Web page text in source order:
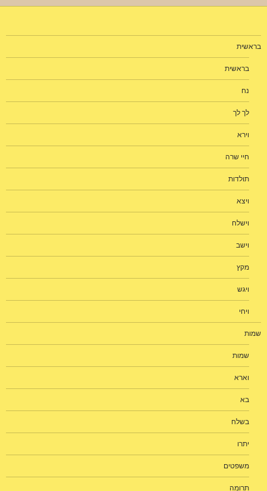
בראשית
בראשית
נח
לך לך
וירא
חיי שרה
תולדות
ויצא
וישלח
וישב
מקץ
ויגש
ויחי
שמות
שמות
וארא
בא
בשלח
יתרו
משפטים
תרומה